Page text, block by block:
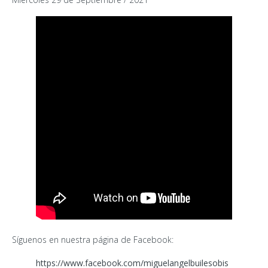
Síguenos en nuestra página de Facebook:
https://www.facebook.com/miguelangelbuilesobis